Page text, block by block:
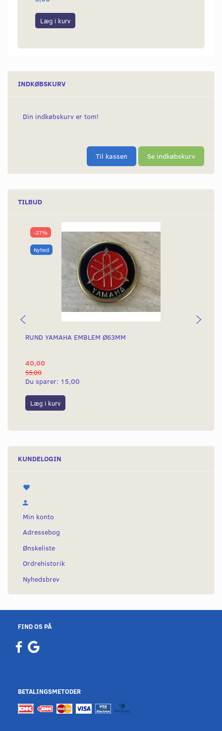
Læg i kurv
INDKØBSKURV
Din indkøbskurv er tom!
Til kassen Se indkøbskurv
TILBUD
-27%
Nyhed
RUND YAMAHA EMBLEM Ø63MM
40,00
55,00
Du sparer: 15,00
Læg i kurv
KUNDELOGIN
Min konto
Adressebog
Ønskeliste
Ordrehistorik
Nyhedsbrev
FIND OS PÅ
BETALINGSMETODER